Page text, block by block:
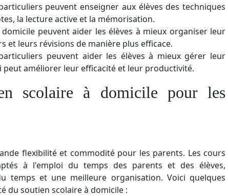
peuvent enseigner aux élèves des techniques
la lecture active et la mémorisation.
peuvent aider les élèves à mieux organiser leur
et leurs révisions de manière plus efficace.
peuvent aider les élèves à mieux gérer leur
améliorer leur efficacité et leur productivité.
scolaire à domicile pour les
flexibilité et commodité pour les parents. Les cours
à l'emploi du temps des parents et des élèves,
temps et une meilleure organisation. Voici quelques
du soutien scolaire à domicile :